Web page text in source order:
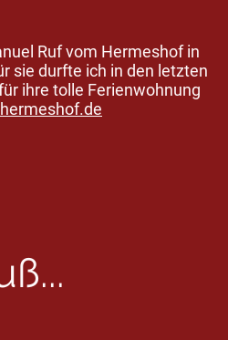
Ruf vom Hermeshof in
sie durfte ich in den letzten
ihre tolle Ferienwohnung